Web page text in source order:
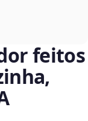
feitos